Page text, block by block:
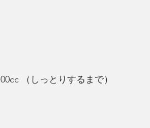
（しっとりするまで）